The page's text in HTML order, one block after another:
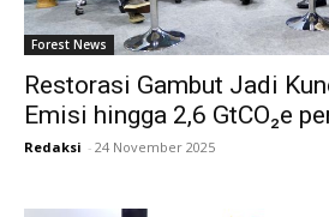
Forest News
Restorasi Gambut Jadi
Emisi hingga 2,6 GtCO₂e
Redaksi - 24 November 2025